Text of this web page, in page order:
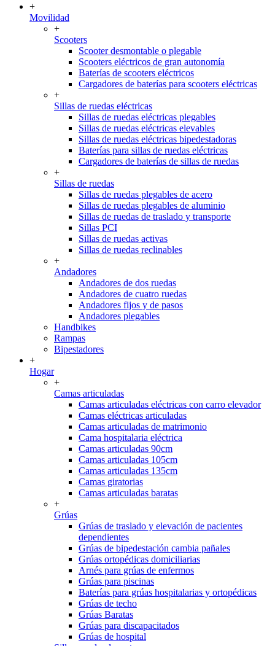
+
Movilidad
+
Scooters
Scooter desmontable o plegable
Scooters eléctricos de gran autonomía
Baterías de scooters eléctricos
Cargadores de baterías para scooters eléctricas
+
Sillas de ruedas eléctricas
Sillas de ruedas eléctricas plegables
Sillas de ruedas eléctricas elevables
Sillas de ruedas eléctricas bipedestadoras
Baterías para sillas de ruedas eléctricas
Cargadores de baterías de sillas de ruedas
+
Sillas de ruedas
Sillas de ruedas plegables de acero
Sillas de ruedas plegables de aluminio
Sillas de ruedas de traslado y transporte
Sillas PCI
Sillas de ruedas activas
Sillas de ruedas reclinables
+
Andadores
Andadores de dos ruedas
Andadores de cuatro ruedas
Andadores fijos y de pasos
Andadores plegables
Handbikes
Rampas
Bipestadores
+
Hogar
+
Camas articuladas
Camas articuladas eléctricas con carro elevador
Camas eléctricas articuladas
Camas articuladas de matrimonio
Cama hospitalaria eléctrica
Camas articuladas 90cm
Camas articuladas 105cm
Camas articuladas 135cm
Camas giratorias
Camas articuladas baratas
+
Grúas
Grúas de traslado y elevación de pacientes
dependientes
Grúas de bipedestación cambia pañales
Grúas ortopédicas domiciliarias
Arnés para grúas de enfermos
Grúas para piscinas
Baterías para grúas hospitalarias y ortopédicas
Grúas de techo
Grúas Baratas
Grúas para discapacitados
Grúas de hospital